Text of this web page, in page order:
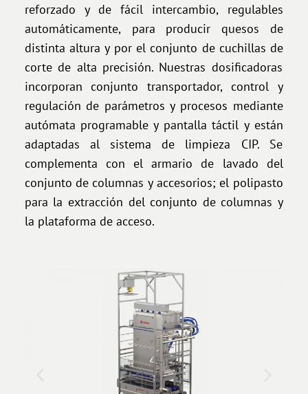
reforzado y de fácil intercambio, regulables
automáticamente, para producir quesos de
distinta altura y por el conjunto de cuchillas de
corte de alta precisión. Nuestras dosificadoras
incorporan conjunto transportador, control y
regulación de parámetros y procesos mediante
autómata programable y pantalla táctil y están
adaptadas al sistema de limpieza CIP. Se
complementa con el armario de lavado del
conjunto de columnas y accesorios; el polipasto
para la extracción del conjunto de columnas y
la plataforma de acceso.